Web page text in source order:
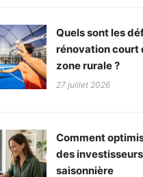
Quels sont les
rénovation court
zone rurale ?
27 juillet 2026
Comment
des
saisonnière